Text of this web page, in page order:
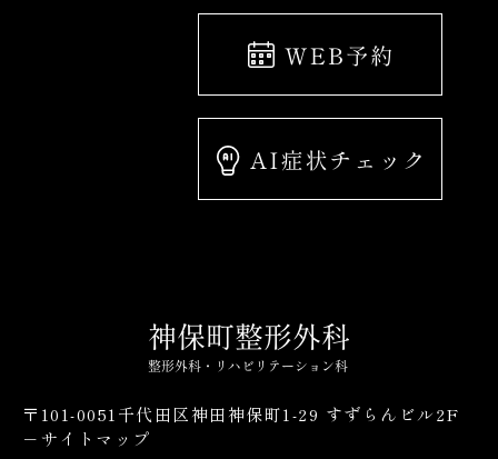
〒101-0051千代田区神田神保町1-29 すずらんビル2F
－サイトマップ